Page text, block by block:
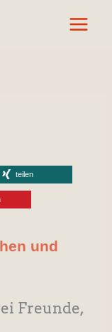
teilen
und
Freunde,